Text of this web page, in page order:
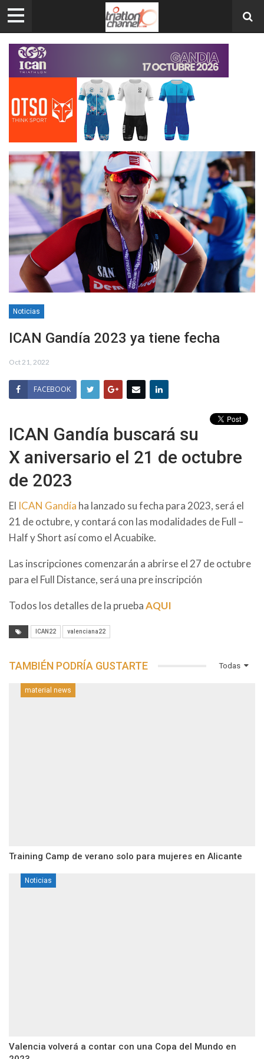
Noticias
ICAN Gandía 2023 ya tiene fecha
Oct 21, 2022
FACEBOOK
ICAN Gandía buscará su
X aniversario el 21 de octubre
de 2023
El ICAN Gandía ha lanzado su fecha para 2023, será el
21 de octubre, y contará con las modalidades de Full –
Half y Short así como el Acuabike.
Las inscripciones comenzarán a abrirse el 27 de octubre
para el Full Distance, será una pre inscripción
Todos los detalles de la pruebaAQUI
ICAN22 valenciana22
Todas
TAMBIÉN PODRÍA GUSTARTE
material news
Training Camp de verano solo para mujeres en Alicante
Noticias
Valencia volverá a contar con una Copa del Mundo en